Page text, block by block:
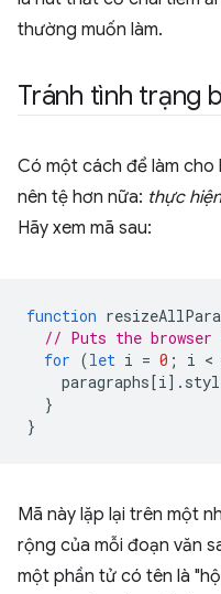
thường muốn làm.
Tránh tình trạng
Có một cách để làm
nên tệ hơn nữa: thực
Hãy xem mã sau:
function
// Puts the
for (let i = 0 ; i <
paragraphs[i].
}
}
Mã này lặp lại trên một
rộng của mỗi đoạn văn
một phần tử có tên là